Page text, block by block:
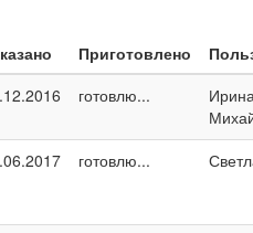
Приготовлено
готовлю...
готовлю...